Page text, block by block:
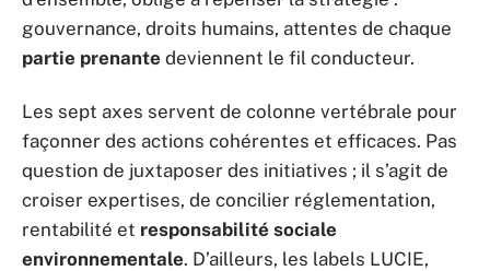
gouvernance, droits humains, attentes de chaque
partie prenante deviennent le fil conducteur.
Les sept axes servent de colonne vertébrale pour
façonner des actions cohérentes et efficaces. Pas
question de juxtaposer des initiatives ; il s’agit de
croiser expertises, de concilier réglementation,
rentabilité et responsabilité sociale
environnementale. D’ailleurs, les labels LUCIE,